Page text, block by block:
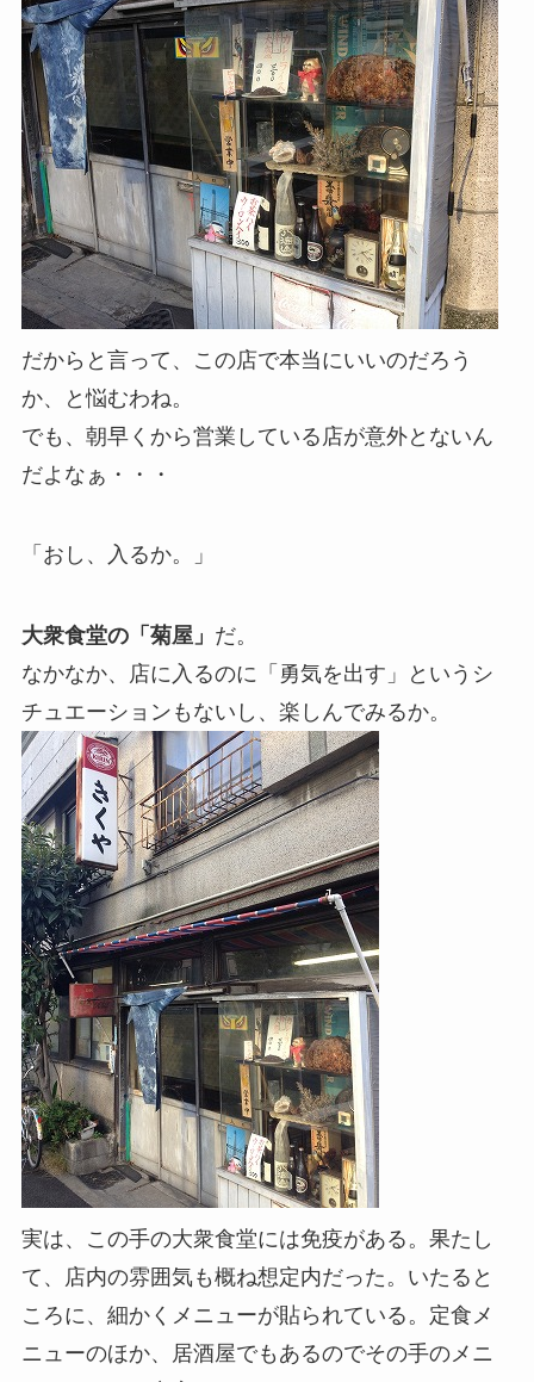
だからと言って、この店で本当にいいのだろう
か、と悩むわね。
でも、朝早くから営業している店が意外とないん
だよなぁ・・・
「おし、入るか。」
大衆食堂の「菊屋」 だ。
なかなか、店に入るのに「勇気を出す」というシ
チュエーションもないし、楽しんでみるか。
実は、この手の大衆食堂には免疫がある。果たし
て、店内の雰囲気も概ね想定内だった。いたると
ころに、細かくメニューが貼られている。定食メ
ニューのほか、居酒屋でもあるのでその手のメニ